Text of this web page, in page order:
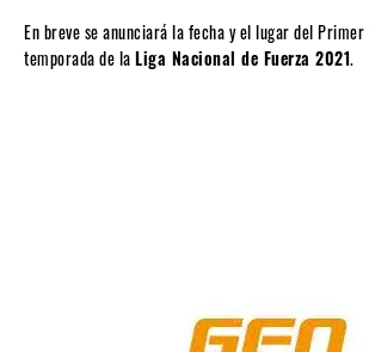
En breve se anunciará la fecha y el lugar del Primer
temporada de laLiga Nacional de Fuerza 2021.